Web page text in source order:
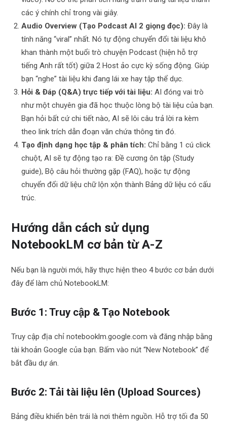
các ý chính chỉ trong vài giây.
Audio Overview (Tạo Podcast AI 2 giọng đọc): Đây là
tính năng “viral” nhất. Nó tự động chuyển đổi tài liệu khô
khan thành một buổi trò chuyện Podcast (hiện hỗ trợ
tiếng Anh rất tốt) giữa 2 Host ảo cực kỳ sống động. Giúp
bạn “nghe” tài liệu khi đang lái xe hay tập thể dục.
Hỏi & Đáp (Q&A) trực tiếp với tài liệu: AI đóng vai trò
như một chuyên gia đã học thuộc lòng bộ tài liệu của bạn.
Bạn hỏi bất cứ chi tiết nào, AI sẽ lôi câu trả lời ra kèm
theo link trích dẫn đoạn văn chứa thông tin đó.
Tạo định dạng học tập & phân tích: Chỉ bằng 1 cú click
chuột, AI sẽ tự động tạo ra: Đề cương ôn tập (Study
guide), Bộ câu hỏi thường gặp (FAQ), hoặc tự động
chuyển đổi dữ liệu chữ lộn xộn thành Bảng dữ liệu có cấu
trúc.
Hướng dẫn cách sử dụng
NotebookLM cơ bản từ A-Z
Nếu bạn là người mới, hãy thực hiện theo 4 bước cơ bản dưới
đây để làm chủ NotebookLM:
Bước 1: Truy cập & Tạo Notebook
Truy cập địa chỉ notebooklm.google.com và đăng nhập bằng
tài khoản Google của bạn. Bấm vào nút “New Notebook” để
bắt đầu dự án.
Bước 2: Tải tài liệu lên (Upload Sources)
Bảng điều khiển bên trái là nơi thêm nguồn. Hỗ trợ tối đa 50